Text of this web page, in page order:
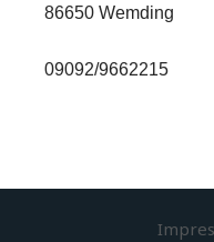
86650 Wemding
09092/9662215